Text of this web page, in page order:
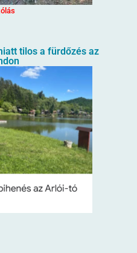
tilos a fürdőzés az